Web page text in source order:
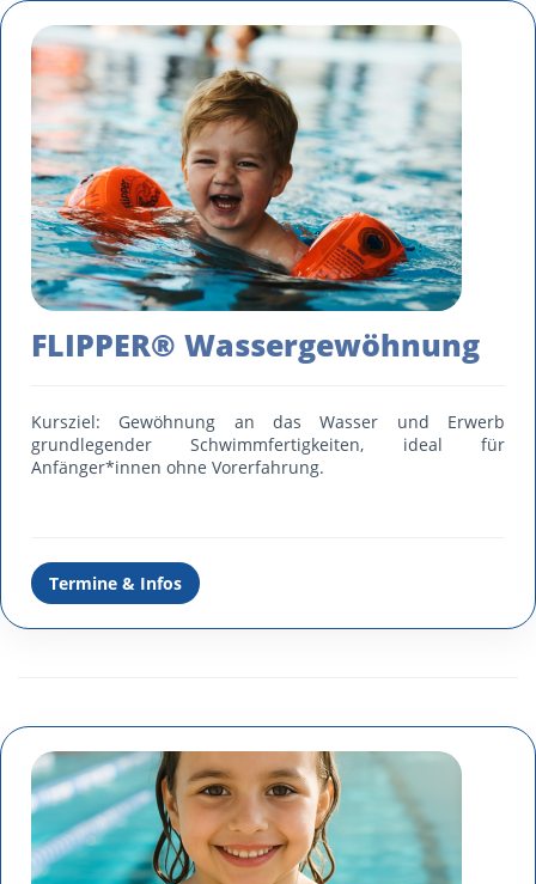
FLIPPER® Wassergewöhnung
Kursziel: Gewöhnung an das Wasser und Erwerb
grundlegender Schwimmfertigkeiten, ideal für
Anfänger*innen ohne Vorerfahrung.
Termine & Infos